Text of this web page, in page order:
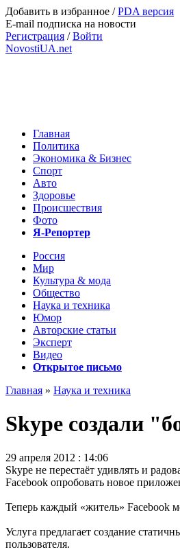
Добавить в избранное /PDA версия
E-mail подписка на новости
Регистрация /Войти
NovostiUA.net
Главная
Политика
Экономика & Бизнес
Спорт
Авто
Здоровье
Происшествия
Фото
Я-Репортер
Россия
Мир
Культура & мода
Общество
Наука и техника
Юмор
Авторские статьи
Эксперт
Видео
Открытое письмо
Главная » Наука и техника
Skype создали
29 апреля 2012 : 14:06
Skype не перестаёт удивлять и
Facebook опробовать новое
Теперь каждый «житель» Facebook
Услуга предлагает создание
пользователя.